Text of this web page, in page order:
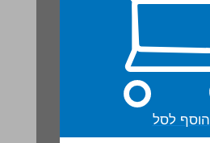
הוסף לסל